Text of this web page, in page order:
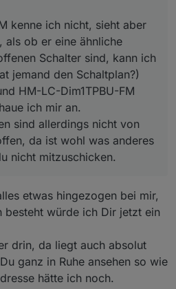
sind allerdings nicht von
betroffen, da ist wohl was anderes
du nicht mitzuschicken.
kenne ich nicht, sieht aber
als ob er eine ähnliche
Schalter sind, kann ich
jemand den Schaltplan?)
HM-LC-Dim1TPBU-FM
ich mir an.
sind allerdings nicht von
da ist wohl was anderes
nicht mitzuschicken.
etwas hingezogen bei mir,
besteht würde ich Dir jetzt ein
drin, da liegt auch absolut
ganz in Ruhe ansehen so wie
hätte ich noch.